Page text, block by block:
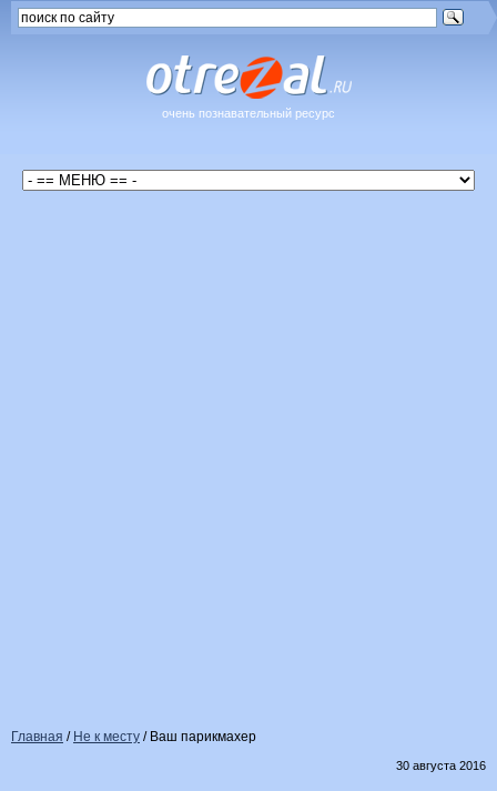
очень познавательный ресурс
Главная / Не к месту / Ваш парикмахер
30 августа 2016